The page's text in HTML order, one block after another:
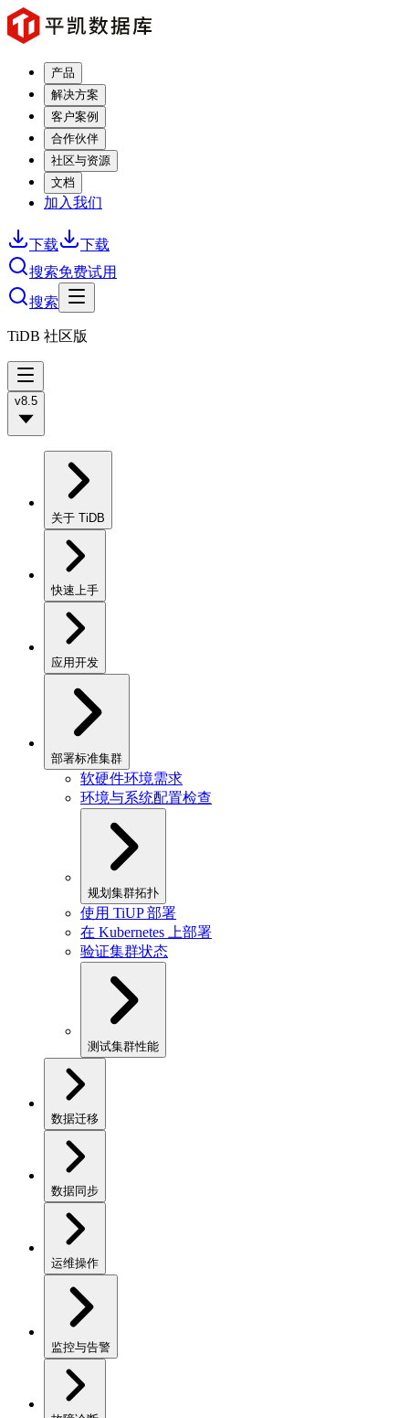
产品
解决方案
客户案例
合作伙伴
社区与资源
文档
加入我们
下载
下载
搜索免费试用
搜索
TiDB 社区版
v8.5
关于 TiDB
快速上手
应用开发
部署标准集群
软硬件环境需求
环境与系统配置检查
规划集群拓扑
使用 TiUP 部署
在 Kubernetes 上部署
验证集群状态
测试集群性能
数据迁移
数据同步
运维操作
监控与告警